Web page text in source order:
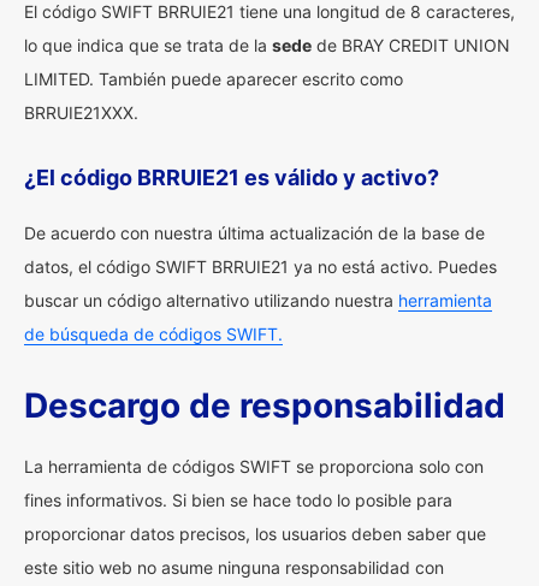
El código SWIFT BRRUIE21 tiene una longitud de 8 caracteres,
lo que indica que se trata de la sede de BRAY CREDIT UNION
LIMITED. También puede aparecer escrito como
BRRUIE21XXX.
¿El código BRRUIE21 es válido y activo?
De acuerdo con nuestra última actualización de la base de
datos, el código SWIFT BRRUIE21 ya no está activo. Puedes
buscar un código alternativo utilizando nuestra herramienta
de búsqueda de códigos SWIFT.
Descargo de responsabilidad
La herramienta de códigos SWIFT se proporciona solo con
fines informativos. Si bien se hace todo lo posible para
proporcionar datos precisos, los usuarios deben saber que
este sitio web no asume ninguna responsabilidad con